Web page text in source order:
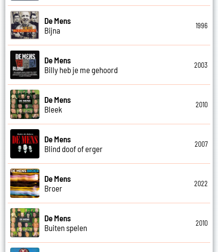
De Mens
Bijna
1996
De Mens
Billy heb je me gehoord
2003
De Mens
Bleek
2010
De Mens
Blind doof of erger
2007
De Mens
Broer
2022
De Mens
Buiten spelen
2010